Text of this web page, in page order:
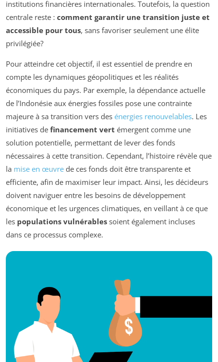
institutions financières internationales. Toutefois, la question
centrale reste : comment garantir une transition juste et
accessible pour tous, sans favoriser seulement une élite
privilégiée?
Pour atteindre cet objectif, il est essentiel de prendre en
compte les dynamiques géopolitiques et les réalités
économiques du pays. Par exemple, la dépendance actuelle
de l’Indonésie aux énergies fossiles pose une contrainte
majeure à sa transition vers des énergies renouvelables. Les
initiatives de financement vert émergent comme une
solution potentielle, permettant de lever des fonds
nécessaires à cette transition. Cependant, l’histoire révèle que
la mise en œuvre de ces fonds doit être transparente et
efficiente, afin de maximiser leur impact. Ainsi, les décideurs
doivent naviguer entre les besoins de développement
économique et les urgences climatiques, en veillant à ce que
les populations vulnérables soient également incluses
dans ce processus complexe.